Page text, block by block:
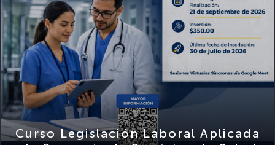
Curso Legislación Laboral Aplicada
a la Regencia de Servicios de Salud.